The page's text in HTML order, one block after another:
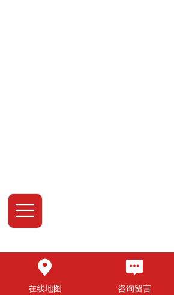
在线地图 咨询留言